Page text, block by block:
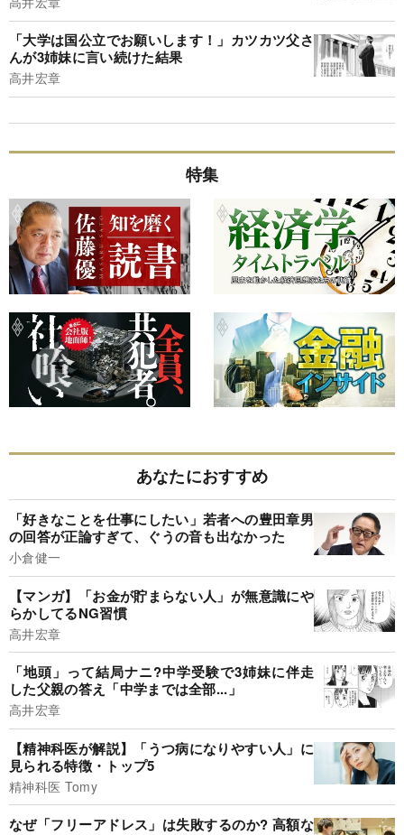
「大学は国公立でお願いします！」カツカツ父さ
んが3姉妹に言い続けた結果
高井宏章
特集
あなたにおすすめ
「好きなことを仕事にしたい」若者への豊田章男
の回答が正論すぎて、ぐうの音も出なかった
小倉健一
【マンガ】「お金が貯まらない人」が無意識にや
らかしてるNG習慣
高井宏章
「地頭」って結局ナニ?中学受験で3姉妹に伴走
した父親の答え「中学までは全部...」
高井宏章
【精神科医が解説】「うつ病になりやすい人」に
見られる特徴・トップ5
精神科医 Tomy
なぜ「フリーアドレス」は失敗するのか? 高額な